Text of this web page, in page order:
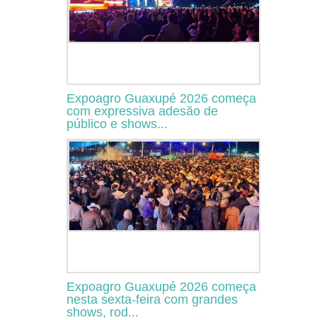
Expoagro Guaxupé 2026 começa
com expressiva adesão de
público e shows...
Expoagro Guaxupé 2026 começa
nesta sexta-feira com grandes
shows, rod...